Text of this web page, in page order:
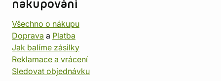
nakupování
Všechno o nákupu
Doprava a Platba
Jak balíme zásilky
Reklamace a vrácení
Sledovat objednávku